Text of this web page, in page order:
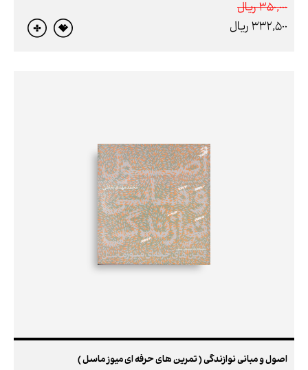
350,000 ريال
332,500 ريال
اصول و مبانی نوازندگی ( تمرین های حرفه ای میوز ماسل )